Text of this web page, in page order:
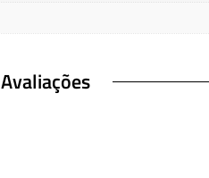
Avaliações